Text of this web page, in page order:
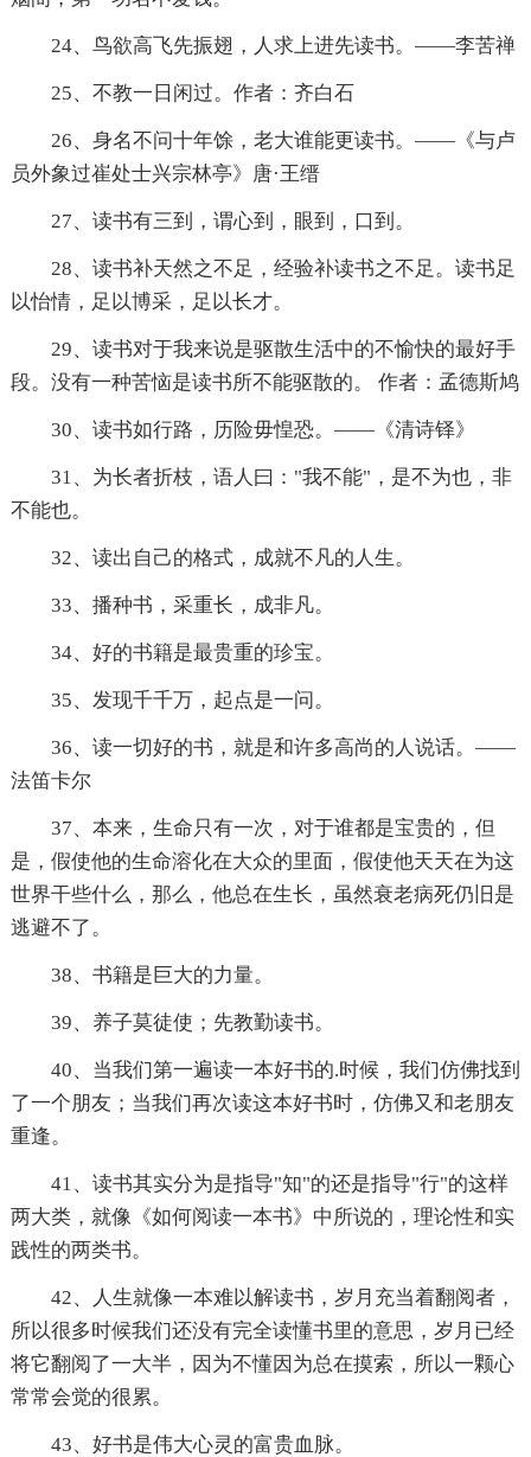
24、鸟欲高飞先振翅，人求上进先读书。——李苦禅
25、不教一日闲过。作者：齐白石
26、身名不问十年馀，老大谁能更读书。——《与卢
员外象过崔处士兴宗林亭》唐·王缙
27、读书有三到，谓心到，眼到，口到。
28、读书补天然之不足，经验补读书之不足。读书足
以怡情，足以博采，足以长才。
29、读书对于我来说是驱散生活中的不愉快的最好手
段。没有一种苦恼是读书所不能驱散的。 作者：孟德斯鸠
30、读书如行路，历险毋惶恐。——《清诗铎》
31、为长者折枝，语人曰："我不能"，是不为也，非
不能也。
32、读出自己的格式，成就不凡的人生。
33、播种书，采重长，成非凡。
34、好的书籍是最贵重的珍宝。
35、发现千千万，起点是一问。
36、读一切好的书，就是和许多高尚的人说话。——
法笛卡尔
37、本来，生命只有一次，对于谁都是宝贵的，但
是，假使他的生命溶化在大众的里面，假使他天天在为这
世界干些什么，那么，他总在生长，虽然衰老病死仍旧是
逃避不了。
38、书籍是巨大的力量。
39、养子莫徒使；先教勤读书。
40、当我们第一遍读一本好书的.时候，我们仿佛找到
了一个朋友；当我们再次读这本好书时，仿佛又和老朋友
重逢。
41、读书其实分为是指导"知"的还是指导"行"的这样
两大类，就像《如何阅读一本书》中所说的，理论性和实
践性的两类书。
42、人生就像一本难以解读书，岁月充当着翻阅者，
所以很多时候我们还没有完全读懂书里的意思，岁月已经
将它翻阅了一大半，因为不懂因为总在摸索，所以一颗心
常常会觉的很累。
43、好书是伟大心灵的富贵血脉。